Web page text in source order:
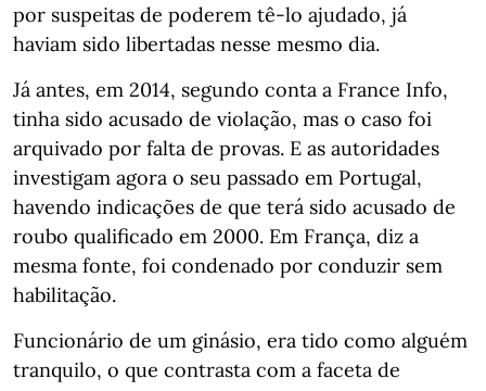
por suspeitas de poderem tê-lo ajudado, já
haviam sido libertadas nesse mesmo dia.
Já antes, em 2014, segundo conta a France Info,
tinha sido acusado de violação, mas o caso foi
arquivado por falta de provas. E as autoridades
investigam agora o seu passado em Portugal,
havendo indicações de que terá sido acusado de
roubo qualificado em 2000. Em França, diz a
mesma fonte, foi condenado por conduzir sem
habilitação.
Funcionário de um ginásio, era tido como alguém
tranquilo, o que contrasta com a faceta de